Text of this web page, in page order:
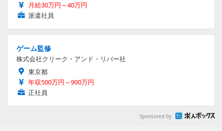
月給30万円～40万円
派遣社員
ゲーム監修
株式会社クリーク・アンド・リバー社
東京都
年収500万円～900万円
正社員
Sponsored by